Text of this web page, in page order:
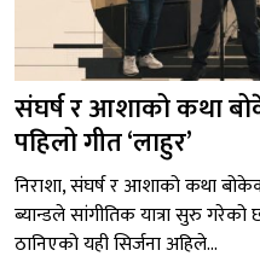
संघर्ष र आशाको कथा
पहिलो गीत ‘लाहुर’
निराशा, संघर्ष र आशाको कथा
ब्यान्डले सांगीतिक यात्रा सुरु
ठानिएको यही सिर्जना अहिले...